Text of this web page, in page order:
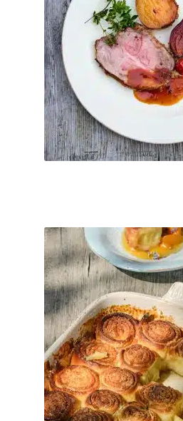
Holzbackofens inklusive Aperitif,
Getränke
inkl. MwSt.
Kostenfreier
Nach Zahlungseingang per
Ticket
23 Oktober
Fr. 23.10.2026
€
–
100
€
3 Gang Menü - 100% biologisch,
Holzbackofens inklusive Aperitif,
Getränke
inkl. MwSt.
Kostenfreier
Nach Zahlungseingang